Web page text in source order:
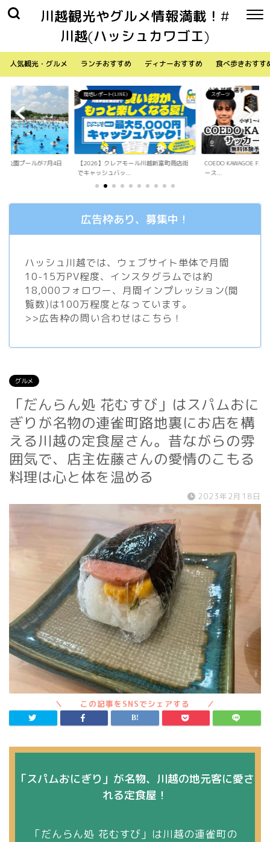
川越観光やグルメ情報満載！#
川越(ハッシュカワゴエ)
人気観光・グルメ ランチおすすめ ディナーおすすめ 食べ歩きおすす
ル川越新富町商店街
スポーツ
COEDO KAWAGOE F.Cが小学生向けサッカ
ース...
生活
「Sky Walker 7058」
内ア...
広告枠あり、募集中！
ハッシュ川越では、ウェブサイト単体で月間
10-15万PV程度、 インスタグラムでは約
18,000フォロワー、月間インプレッション(閲
覧数)は100万程度となっています。
>>広告枠の問い合わせはこちら！
グルメ
「だんらん処 花むすび」はスパムおに
ぎりが名物の連雀町路地裏にお店を構
える川越の定食屋さん。昔ながらの雰
囲気で、店主佐藤さんの愛情のこもる
料理は心と体を温める
2023年2月18日
「スパムおにぎり」が名物、川越の地元客に愛さ
れる定食屋！
「だんらん処 花むすび」は川越の連雀町の